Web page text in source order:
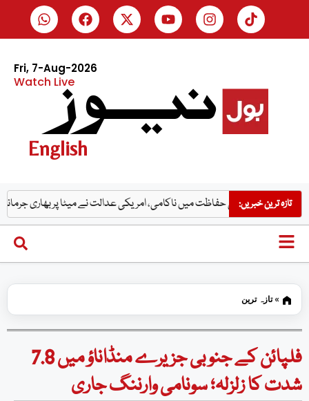
Fri, 7-Aug-2026
Watch Live
English
تازہ ترین خبریں:
بچوں کی حفاظت میں ناکامی، امریکی عدالت نے میٹا پر بھاری جرمانہ عائد کر دیا
»تازہ ترین
فلپائن کے جنوبی جزیرے منڈاناؤ میں 7.8
شدت کا زلزلہ؛ سونامی وارننگ جاری